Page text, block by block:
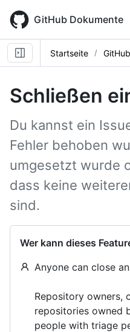
main
content
GitHub Dokumente
Startseite
Schließen
Du kannst ein
Fehler behoben
umgesetzt wurde
dass keine
sind.
Wer kann dieses
Anyone can close
Repository owners,
repositories owned
people with triage